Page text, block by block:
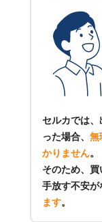
セルカでは、
った場合、 無
かりません。
そのため、
手放す不安が
ます。